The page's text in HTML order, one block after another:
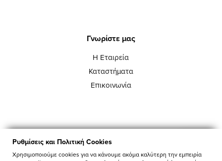
Γνωρίστε μας
Η Εταιρεία
Καταστήματα
Επικοινωνία
Ρυθμίσεις και Πολιτική Cookies
Χρησιμοποιούμε cookies για να κάνουμε ακόμα καλύτερη την εμπειρία